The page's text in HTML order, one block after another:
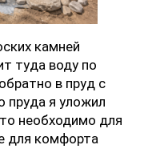
камней
туда воду по
в пруд с
я уложил
необходимо для
для комфорта